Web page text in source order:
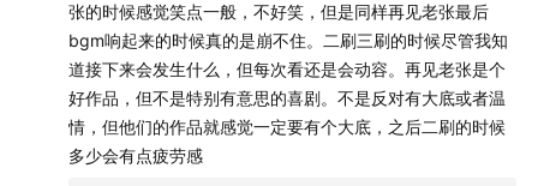
张的时候感觉笑点一般，不好笑，但是同样再见老张最后
bgm响起来的时候真的是崩不住。二刷三刷的时候尽管我知
道接下来会发生什么，但每次看还是会动容。再见老张是个
好作品，但不是特别有意思的喜剧。不是反对有大底或者温
情，但他们的作品就感觉一定要有个大底，之后二刷的时候
多少会有点疲劳感